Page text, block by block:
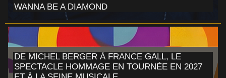
WANNA BE A DIAMOND
DE MICHEL BERGER À FRANCE GALL, LE
SPECTACLE HOMMAGE EN TOURNÉE EN 2027